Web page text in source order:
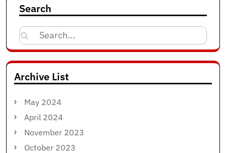
Search
Search
for:
Archive List
May 2024
April 2024
November 2023
October 2023